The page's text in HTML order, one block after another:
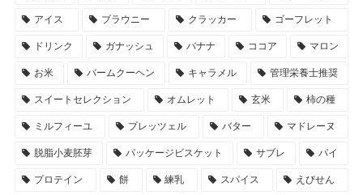
アイス ブラウニー クラッカー ゴーフレット
ドリンク ガナッシュ バナナ ココア マロン
お米 バームクーヘン キャラメル 管理栄養士推奨
スイートセレクション オムレット 玄米 柿の種
ミルフィーユ プレッツェル バター マドレーヌ
脱脂小麦胚芽 パッケージビスケット サブレ パイ
プロテイン 餅 練乳 スパイス えびせん